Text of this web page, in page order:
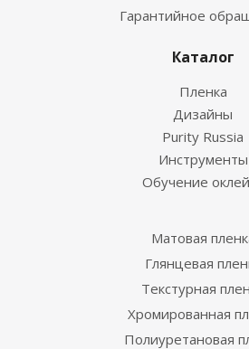
Гарантийное
Каталог
Пленка
Дизайны
Purity Russia
Инструменты
Обучение
Матовая
Глянцевая
Текстурная
Хромированная
Полиуретановая